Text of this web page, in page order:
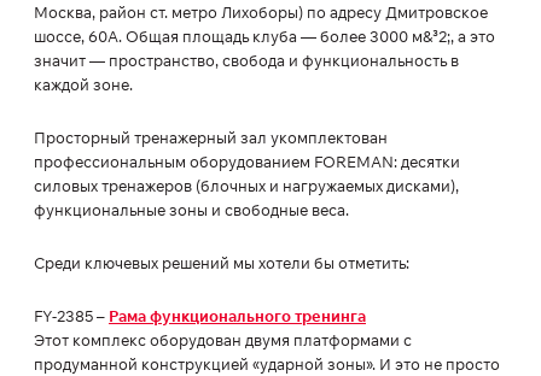
Москва, район ст. метро Лихоборы) по адресу Дмитровское
шоссе, 60А. Общая площадь клуба — более 3000 м&³2;, а это
значит — пространство, свобода и функциональность в
каждой зоне.
Просторный тренажерный зал укомплектован
профессиональным оборудованием FOREMAN: десятки
силовых тренажеров (блочных и нагружаемых дисками),
функциональные зоны и свободные веса.
Среди ключевых решений мы хотели бы отметить:
FY-2385 – Рама функционального тренинга
Этот комплекс оборудован двумя платформами с
продуманной конструкцией «ударной зоны». И это не просто